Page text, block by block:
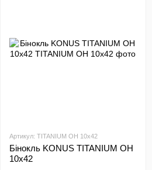
Артикул: TITANIUM OH 10x42
Бінокль KONUS TITANIUM OH
10x42